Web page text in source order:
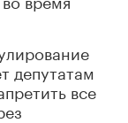
депутатам
все